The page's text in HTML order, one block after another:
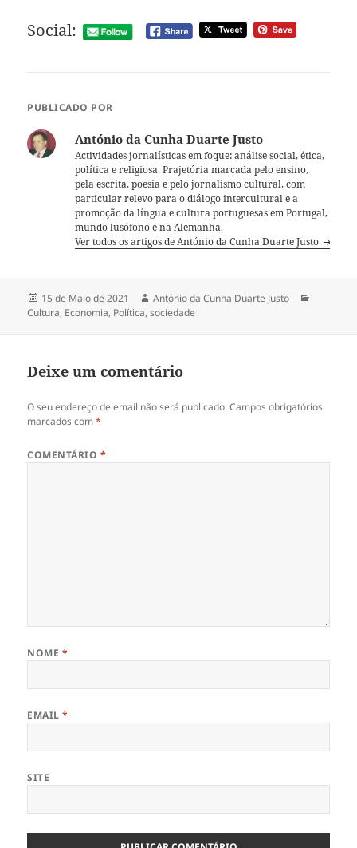
Social:
PUBLICADO POR
António da Cunha Duarte Justo
Actividades jornalísticas em foque: análise social, ética,
política e religiosa. Prajetória marcada pelo ensino,
pela escrita, poesia e pelo jornalismo cultural, com
particular relevo para o diálogo intercultural e a
promoção da língua e cultura portuguesas em Portugal,
mundo lusófono e na Alemanha.
Ver todos os artigos de António da Cunha Duarte Justo
Publicado
a
15 de Maio de 2021 Autor
António da Cunha Duarte Justo
Cultura, Economia, Política,sociedade
Deixe um comentário
O seu endereço de email não será publicado. Campos obrigatórios
marcados com*
COMENTÁRIO *
NOME *
EMAIL*
SITE